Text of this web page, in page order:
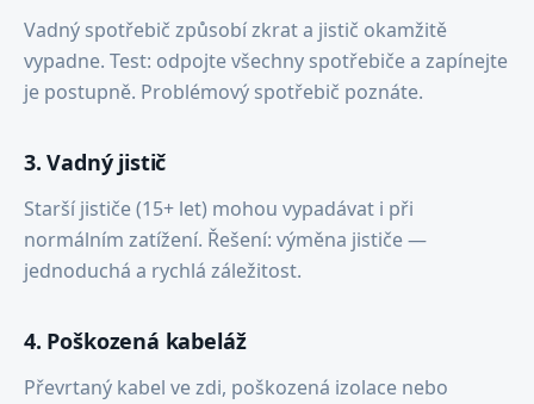
Vadný spotřebič způsobí zkrat a jistič okamžitě
vypadne. Test: odpojte všechny spotřebiče a zapínejte
je postupně. Problémový spotřebič poznáte.
3. Vadný jistič
Starší jističe (15+ let) mohou vypadávat i při
normálním zatížení. Řešení: výměna jističe —
jednoduchá a rychlá záležitost.
4. Poškozená kabeláž
Převrtaný kabel ve zdi, poškozená izolace nebo